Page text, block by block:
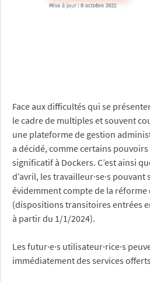
Face aux difficultés qui se
le cadre de multiples et souvent
une plateforme de gestion
a décidé, comme certains
significatif à Dockers. C’est ainsi
d’avril, les travailleur·se·s
évidemment compte de la réforme
(dispositions transitoires entrées
à partir du 1/1/2024).
Les futur·e·s utilisateur·rice·s
immédiatement des services